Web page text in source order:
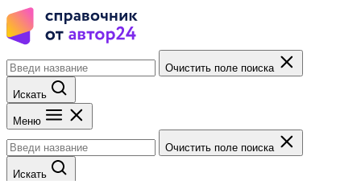
Очистить поле поиска
Искать
Меню
Очистить поле поиска
Искать